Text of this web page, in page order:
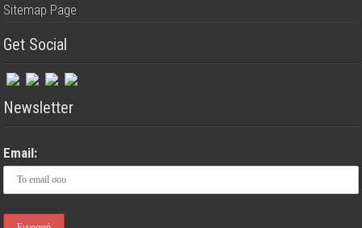
Sitemap Page
Get Social
Newsletter
Email: